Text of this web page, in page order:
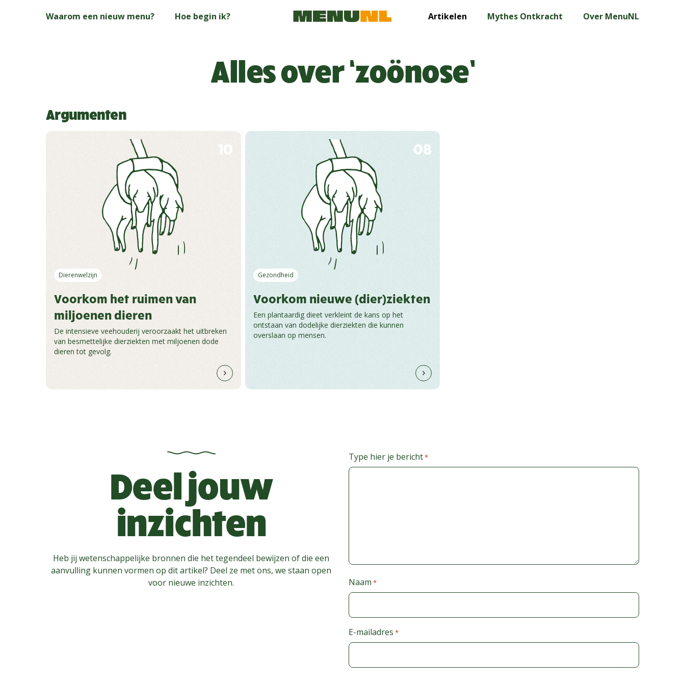
Waarom een nieuw menu? Hoe begin ik? Artikelen Mythes Ontkracht Over MenuNL
Alles over ‘zoönose’
Argumenten
Dierenwelzijn
10
Voorkom het ruimen van
miljoenen dieren
De intensieve veehouderij veroorzaakt het uitbreken
van besmettelijke dierziekten met miljoenen dode
dieren tot gevolg.
Gezondheid
08
Voorkom nieuwe (dier)ziekten
Een plantaardig dieet verkleint de kans op het
ontstaan van dodelijke dierziekten die kunnen
overslaan op mensen.
Deel jouw
inzichten
Heb jij wetenschappelijke bronnen die het tegendeel bewijzen of die een
aanvulling kunnen vormen op dit artikel? Deel ze met ons, we staan open
voor nieuwe inzichten.
Type hier je bericht*
Naam *
E-mailadres *